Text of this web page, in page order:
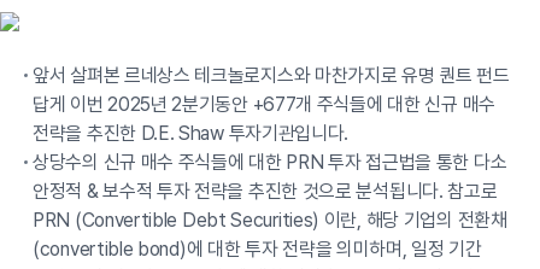
앞서 살펴본 르네상스 테크놀로지스와 마찬가지로 유명 퀀트 펀드
답게 이번 2025년 2분기동안 +677개 주식들에 대한 신규 매수
전략을 추진한 D.E. Shaw 투자기관입니다.
상당수의 신규 매수 주식들에 대한 PRN 투자 접근법을 통한 다소
안정적 & 보수적 투자 전략을 추진한 것으로 분석됩니다. 참고로
PRN (Convertible Debt Securities) 이란, 해당 기업의 전환채
(convertible bond)에 대한 투자 전략을 의미하며, 일정 기간